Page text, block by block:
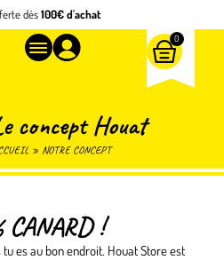
dès100€ d'achat
0
concept Houat
» NOTRE CONCEPT
CANARD !
es au bon endroit. Houat Store est